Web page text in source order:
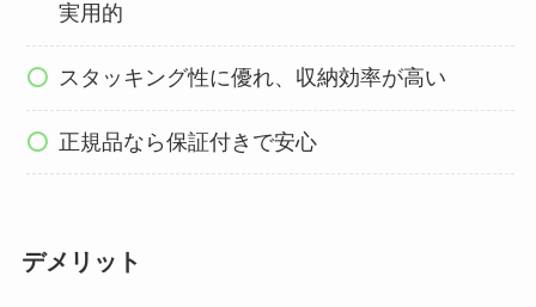
実用的
スタッキング性に優れ、収納効率が高い
正規品なら保証付きで安心
デメリット